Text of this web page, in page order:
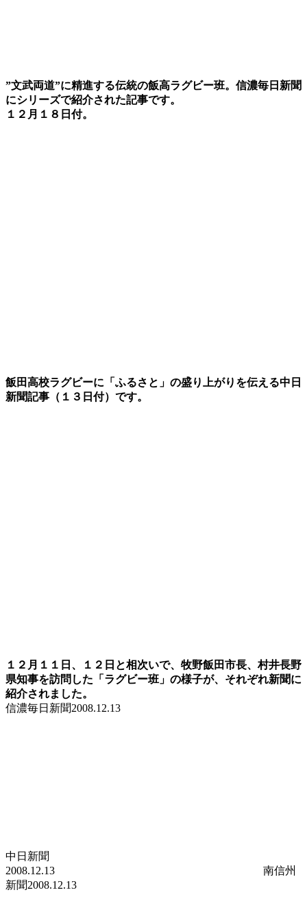
”文武両道”に精進する伝統の飯高ラグビー班。信濃毎日新聞
にシリーズで紹介された記事です。
１２月１８日付。
飯田高校ラグビーに「ふるさと」の盛り上がりを伝える中日
新聞記事（１３日付）です。
１２月１１日、１２日と相次いで、牧野飯田市長、村井長野
県知事を訪問した「ラグビー班」の様子が、それぞれ新聞に
紹介されました。
信濃毎日新聞2008.12.13
中日新聞
2008.12.13 南信州
新聞2008.12.13